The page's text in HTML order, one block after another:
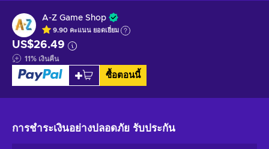
A-Z Game Shop
9.90 คะแนน ยอดเยี่ยม
US$26.49
11% เงินคืน
ซื้อตอนนี้
การชำระเงินอย่างปลอดภัย รับประกัน